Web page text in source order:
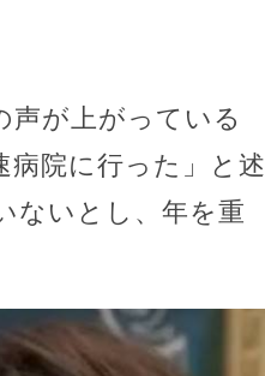
声が上がっている
院に行った」と述
ないとし、年を重